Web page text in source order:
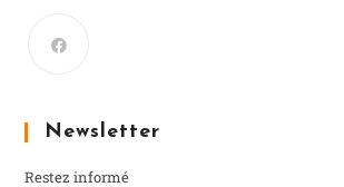
Newsletter
Restez informé